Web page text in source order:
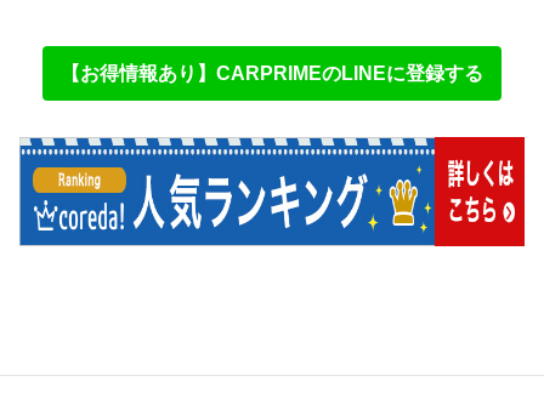
【お得情報あり】CARPRIMEのLINEに登録する